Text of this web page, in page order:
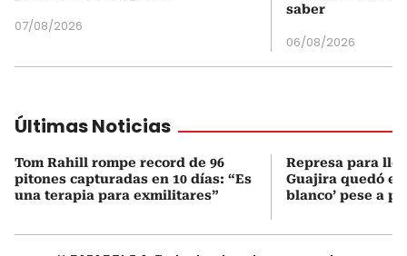
07/08/2026
saber
06/08/2026
Últimas Noticias
Tom Rahill rompe record de 96
pitones capturadas en 10 días: “Es
una terapia para exmilitares”
Represa para
Guajira quedó en
blanco’ pese a